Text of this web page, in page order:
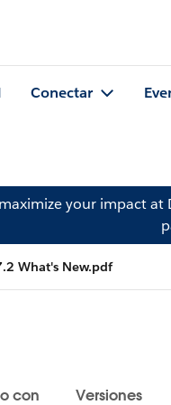
Conectar
your impact at
What's New.pdf
con Versiones